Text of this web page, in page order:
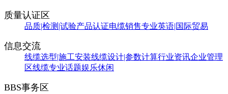
质量认证区
品质|检测|试验产品认证电缆销售专业英语|国际贸易
信息交流
线缆选型|施工安装线缆设计|参数计算行业资讯企业管理
区线缆专业话题娱乐休闲
BBS事务区